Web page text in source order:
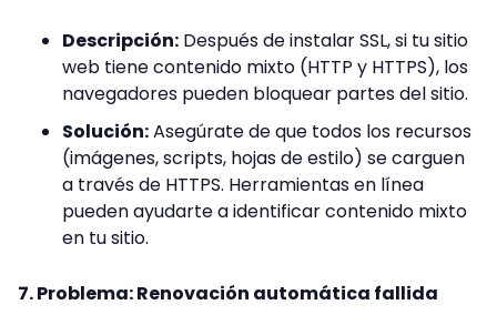
Descripción: Después de instalar SSL, si tu sitio
web tiene contenido mixto (HTTP y HTTPS), los
navegadores pueden bloquear partes del sitio.
Solución:Asegúrate de que todos los recursos
(imágenes, scripts, hojas de estilo) se carguen
a través de HTTPS. Herramientas en línea
pueden ayudarte a identificar contenido mixto
en tu sitio.
7. Problema: Renovación automática fallida